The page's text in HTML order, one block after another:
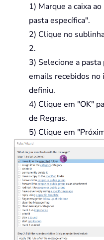
1) Marque a caixa
pasta específica".
2) Clique no
2.
3) Selecione a
emails recebidos no
definiu.
4) Clique em "OK"
de Regras.
5) Clique em